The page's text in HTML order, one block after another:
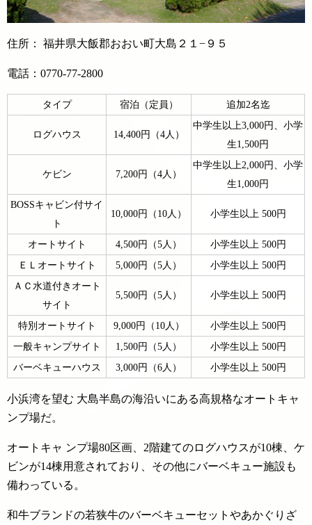
住所： 福井県大飯郡おおい町大島２１−９５
電話：0770-77-2800
タイプ 宿泊（定員） 追加2名迄
ログハウス 14,400円（4人）
中学生以上3,000円、小学
生1,500円
ケビン 7,200円（4人）
中学生以上2,000円、小学
生1,000円
BOSSキャビン付サイ
ト
10,000円（10人） 小学生以上 500円
オートサイト 4,500円（5人）
小学生以上 500円
ＥＬオートサイト
5,000円（5人）
小学生以上 500円
ＡＣ水道付きオート
サイト
5,500円（5人） 小学生以上 500円
特別オートサイト 9,000円（10人）
小学生以上 500円
一般キャンプサイト
1,500円（5人）
小学生以上 500円
バーベキューハウス
3,000円（6人） 小学生以上 500円
小浜湾を望む 大島半島の海沿いにある高規格なオートキャ
ンプ場だ。
オートキャ ンプ場80区画、2階建てのログハウスが10棟、ケ
ビンが14棟用意されており、その他にバーベキュー施設も
備わっている。
和牛ブランドの若狭牛のバーベキューセットやあかぐりざ